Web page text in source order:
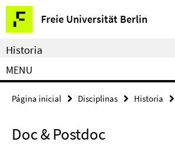
Springe
direkt
zu
Inhalt
Freie Universität Berlin
Herramientas
de
navegación
Historia
MENU
Página inicial Disciplinas Historia
Doc & Postdoc